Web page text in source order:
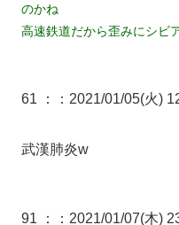
のかね
高速鉄道だから歪みにシビ
61 ： ：2021/01/05(火)
武漢肺炎w
91 ： ：2021/01/07(木)